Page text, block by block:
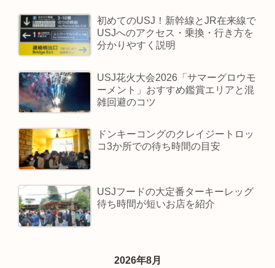
初めてのUSJ！新幹線とJR在来線で
USJへのアクセス・乗換・行き方を
分かりやすく説明
USJ花火大会2026「サマーグロウモ
ーメント」おすすめ鑑賞エリアと混
雑回避のコツ
ドンキーコングのクレイジートロッ
コ3か所での待ち時間の目安
USJフードの大定番ターキーレッグ
待ち時間が短いお店を紹介
2026年8月